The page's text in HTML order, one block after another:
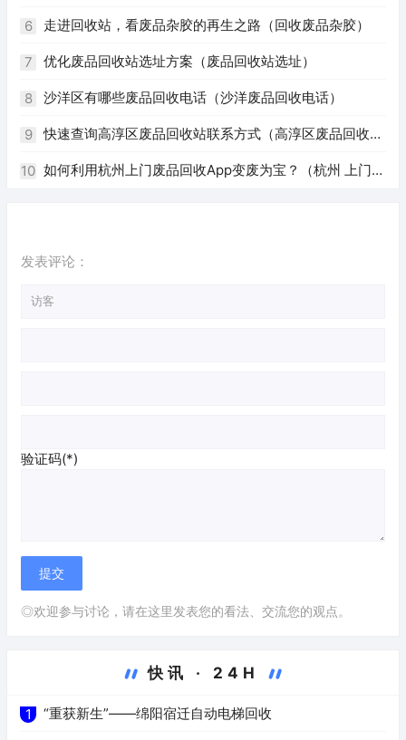
州废品回收电话号码）
6 走进回收站，看废品杂胶的再生之路（回收废品杂胶）
7 优化废品回收站选址方案（废品回收站选址）
8 沙洋区有哪些废品回收电话（沙洋废品回收电话）
9 快速查询高淳区废品回收站联系方式（高淳区废品回收站
电话）
10 如何利用杭州上门废品回收App变废为宝？（杭州 上门回
发表评论：
验证码(*)
◎欢迎参与讨论，请在这里发表您的看法、交流您的观点。
快讯 · 24H
1 “重获新生”——绵阳宿迁自动电梯回收